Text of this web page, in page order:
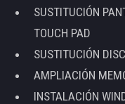
SUSTITUCIÓN
TOUCH PAD
SUSTITUCIÓN
AMPLIACIÓN
INSTALACIÓN